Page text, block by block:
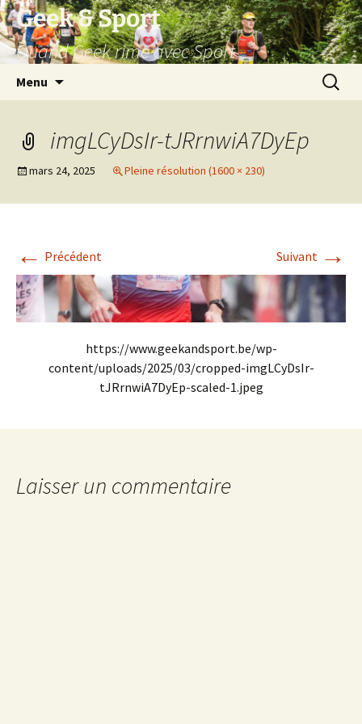
Aller
au
contenu
Geek & Sport
Quand Geek rime avec Sport
Menu
imgLCyDsIr-tJRrnwiA7DyEp
mars 24, 2025 Pleine résolution (1600 × 230)
← Précédent Suivant →
https://www.geekandsport.be/wp-
content/uploads/2025/03/cropped-imgLCyDsIr-
tJRrnwiA7DyEp-scaled-1.jpeg
Laisser un commentaire